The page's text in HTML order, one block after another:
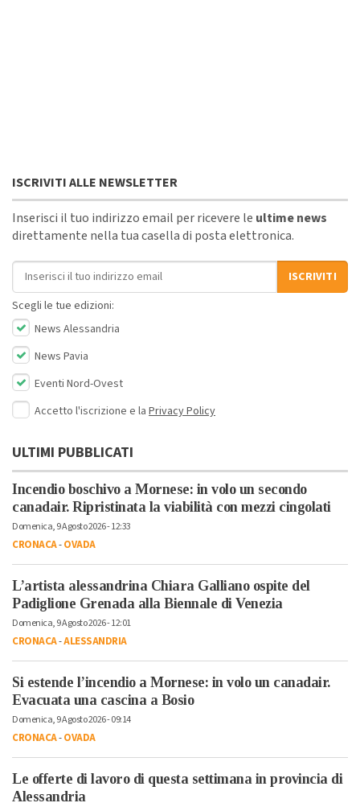
ISCRIVITI ALLE NEWSLETTER
Inserisci il tuo indirizzo email per ricevere le ultime news
direttamente nella tua casella di posta elettronica.
Indirizzo email
ISCRIVITI
Scegli le tue edizioni:
News Alessandria
News Pavia
Eventi Nord-Ovest
Accetto l'iscrizione e la Privacy Policy
ULTIMI PUBBLICATI
Incendio boschivo a Mornese: in volo un secondo
canadair. Ripristinata la viabilità con mezzi cingolati
Domenica, 9 Agosto 2026 - 12:33
CRONACA-OVADA
L’artista alessandrina Chiara Galliano ospite del
Padiglione Grenada alla Biennale di Venezia
Domenica, 9 Agosto 2026 - 12:01
CRONACA-ALESSANDRIA
Si estende l’incendio a Mornese: in volo un canadair.
Evacuata una cascina a Bosio
Domenica, 9 Agosto 2026 - 09:14
CRONACA-OVADA
Le offerte di lavoro di questa settimana in provincia di
Alessandria